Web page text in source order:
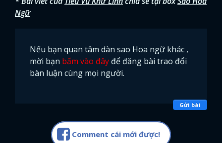
Ngữ
Nếu bạn quan tâm dàn sao Hoa ngữ khác ,
mời bạn bấm vào đây để đăng bài trao đổi
bàn luận cùng mọi người.
Gửi bài
Comment cái mới được!